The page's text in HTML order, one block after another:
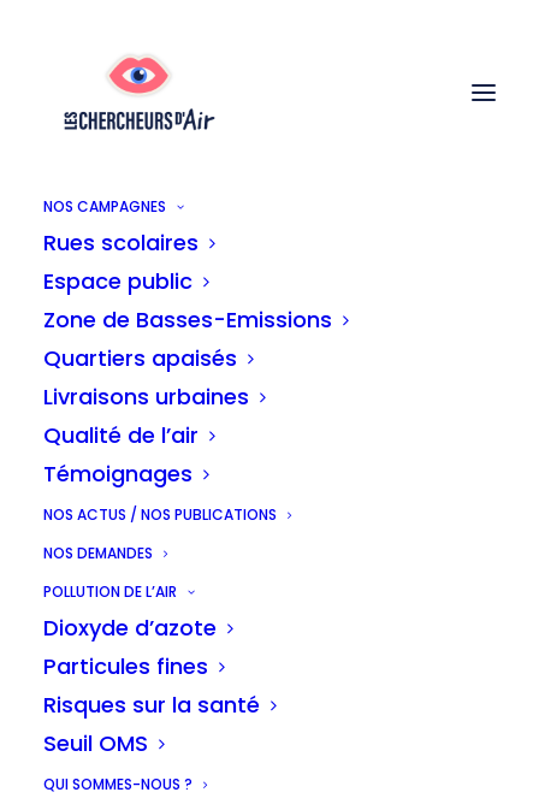
NOS CAMPAGNES
Rues scolaires
Espace public
Zone de Basses-Emissions
Quartiers apaisés
Livraisons urbaines
Qualité de l’air
Témoignages
NOS ACTUS / NOS PUBLICATIONS
NOS DEMANDES
POLLUTION DE L’AIR
Dioxyde d’azote
Particules fines
Risques sur la santé
Seuil OMS
QUI SOMMES-NOUS ?
Le 22 mai,
demandons plus de
rues scolaires !
Inscription ci-dessous
Chaque printemps nous organisons
notre grande mobilisation
kidspour demander plus de rues
scolaires en Région bruxelloise. L’année
dernière, les parents et enfants de 19
écoles se sont mobilisés. 💪 On fait mieux